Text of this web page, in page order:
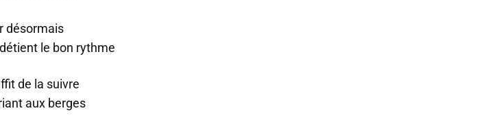
désormais
détient le bon rythme
de la suivre
aux berges